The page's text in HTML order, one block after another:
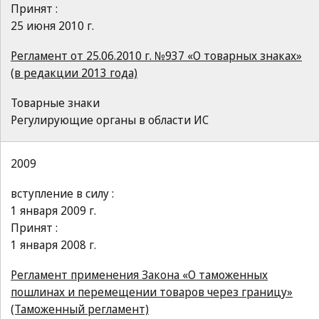
Принят :
25 июня 2010 г.
Регламент от 25.06.2010 г. №937 «О товарных знаках»
(в редакции 2013 года)
Товарные знаки
Регулирующие органы в области ИС
2009
вступление в силу :
1 января 2009 г.
Принят :
1 января 2008 г.
Регламент применения Закона «О таможенных
пошлинах и перемещении товаров через границу»
(Таможенный регламент)